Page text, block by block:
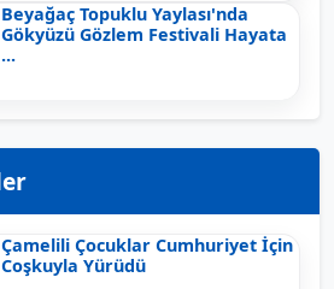
Beyağaç Topuklu Yaylası'nda
Gökyüzü Gözlem Festivali Hayata
...
Çamelili Çocuklar Cumhuriyet İçin
Coşkuyla Yürüdü